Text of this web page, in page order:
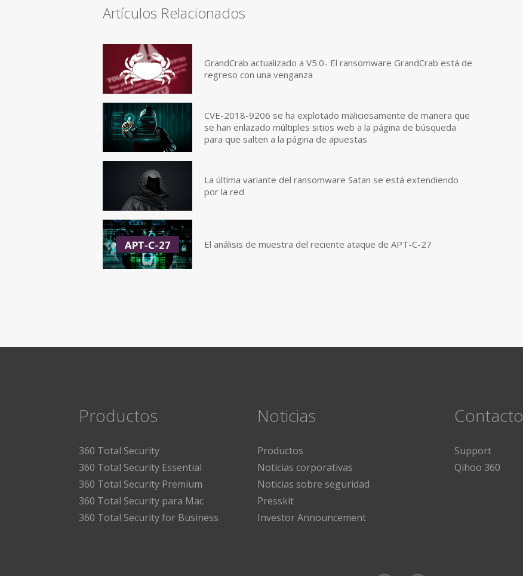
Artículos Relacionados
GrandCrab actualizado a V5.0- El ransomware GrandCrab está de
regreso con una venganza
CVE-2018-9206 se ha explotado maliciosamente de manera que
se han enlazado múltiples sitios web a la página de búsqueda
para que salten a la página de apuestas
La última variante del ransomware Satan se está extendiendo
por la red
El análisis de muestra del reciente ataque de APT-C-27
Productos
360 Total Security
360 Total Security Essential
360 Total Security Premium
360 Total Security para Mac
360 Total Security for Business
Noticias
Productos
Noticias corporativas
Noticias sobre seguridad
Presskit
Investor Announcement
Contacto
Support
Qihoo 360